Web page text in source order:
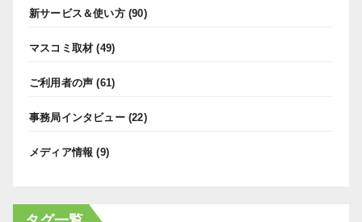
新サービス＆使い方(90)
マスコミ取材 (49)
ご利用者の声 (61)
事務局インタビュー(22)
メディア情報 (9)